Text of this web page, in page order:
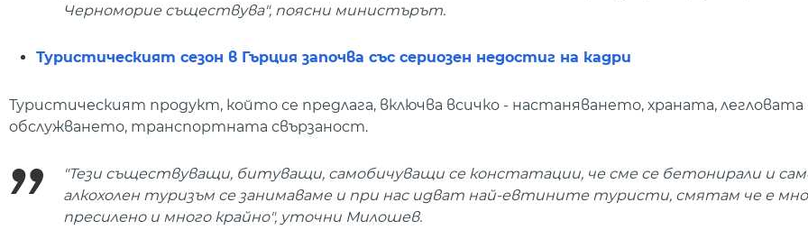
Черноморие съществува", поясни министърът.
Туристическият сезон в Гърция започва със сериозен недостиг на кадри
Туристическият продукт, който се предлага, включва всичко - настаняването, храната, легловата
обслужването, транспортната свързаност.
"Тези съществуващи, битуващи, самобичуващи се констатации, че сме се бетонирали и
алкохолен туризъм се занимаваме и при нас идват най-евтините туристи, смятам че е
пресилено и много крайно", уточни Милошев.